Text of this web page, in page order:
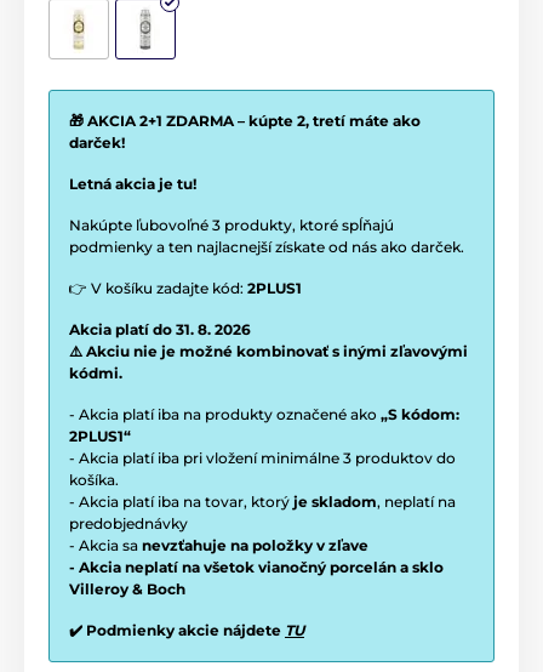
🎁 AKCIA 2+1 ZDARMA – kúpte 2, tretí máte ako
darček!
Letná akcia je tu!
Nakúpte ľubovoľné 3 produkty, ktoré spĺňajú
podmienky a ten najlacnejší získate od nás ako darček.
👉 V košíku zadajte kód: 2PLUS1
Akcia platí do 31. 8. 2026
⚠️ Akciu nie je možné kombinovať s inými zľavovými
kódmi.
- Akcia platí iba na produkty označené ako „S kódom:
2PLUS1“
- Akcia platí iba pri vložení minimálne 3 produktov do
košíka.
- Akcia platí iba na tovar, ktorý je skladom, neplatí na
predobjednávky
- Akcia sa nevzťahuje na položky v zľave
- Akcia neplatí na všetok vianočný porcelán a sklo
Villeroy & Boch
✔️ Podmienky akcie nájdete TU